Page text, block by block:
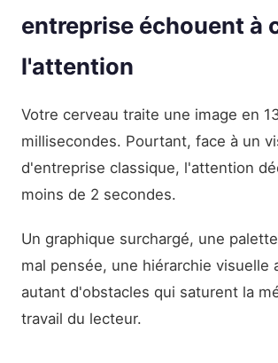
entreprise échouent à
l'attention
Votre cerveau traite une image en
millisecondes. Pourtant, face à un
d'entreprise classique, l'attention
moins de 2 secondes.
Un graphique surchargé, une
mal pensée, une hiérarchie visuelle
autant d'obstacles qui saturent la
travail du lecteur.